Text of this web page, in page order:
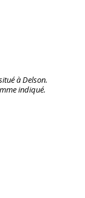
à Delson.
indiqué.